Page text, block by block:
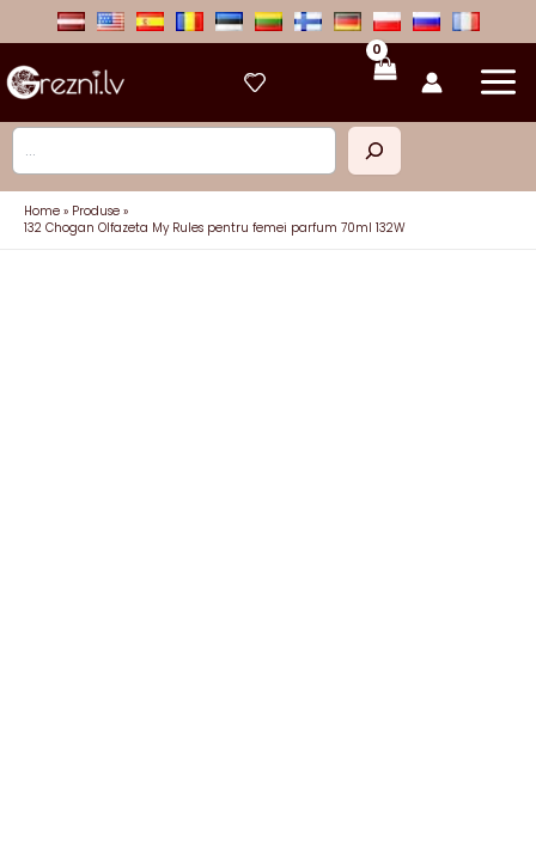
Caută
Home
Produse
132 Chogan Olfazeta My Rules pentru femei parfum 70ml 132W